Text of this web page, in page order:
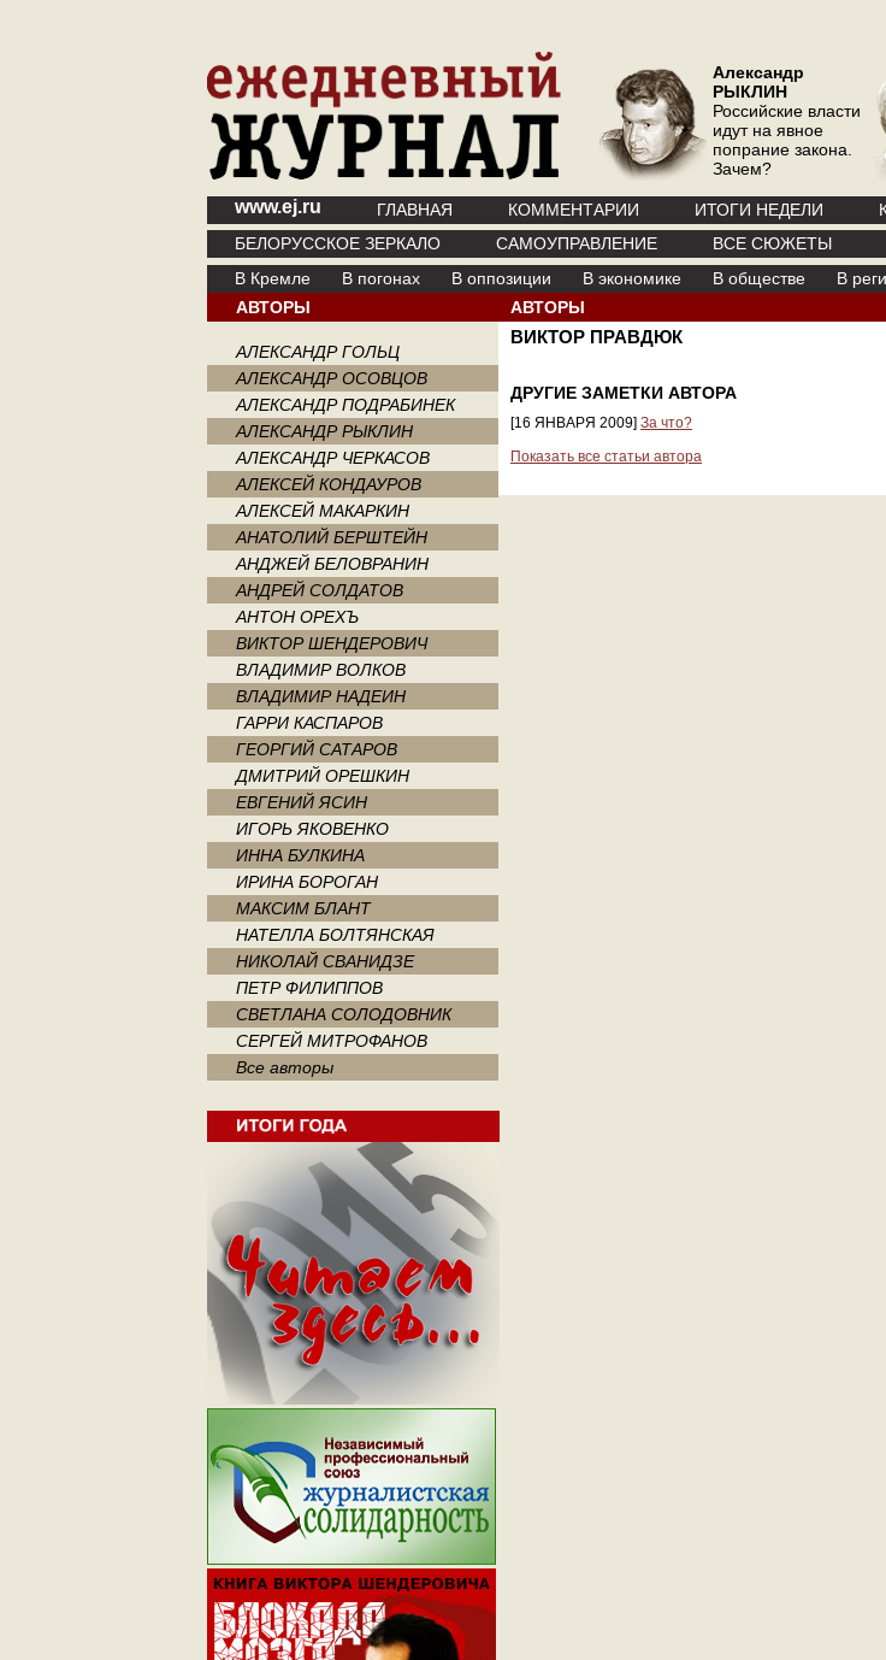
Александр
РЫКЛИН
Российские власти
идут на явное
попрание закона.
Зачем?
www.ej.ru ГЛАВНАЯ КОММЕНТАРИИ ИТОГИ НЕДЕЛИ
БЕЛОРУССКОЕ ЗЕРКАЛО
САМОУПРАВЛЕНИЕ
ВСЕ СЮЖЕТЫ
В Кремле
В погонах В оппозиции В экономике В обществе В
АВТОРЫ
АЛЕКСАНДР ГОЛЬЦ
АЛЕКСАНДР ОСОВЦОВ
АЛЕКСАНДР ПОДРАБИНЕК
АЛЕКСАНДР РЫКЛИН
АЛЕКСАНДР ЧЕРКАСОВ
АЛЕКСЕЙ КОНДАУРОВ
АЛЕКСЕЙ МАКАРКИН
АНАТОЛИЙ БЕРШТЕЙН
АНДЖЕЙ БЕЛОВРАНИН
АНДРЕЙ СОЛДАТОВ
АНТОН ОРЕХЪ
ВИКТОР ШЕНДЕРОВИЧ
ВЛАДИМИР ВОЛКОВ
ВЛАДИМИР НАДЕИН
ГАРРИ КАСПАРОВ
ГЕОРГИЙ САТАРОВ
ДМИТРИЙ ОРЕШКИН
ЕВГЕНИЙ ЯСИН
ИГОРЬ ЯКОВЕНКО
ИННА БУЛКИНА
ИРИНА БОРОГАН
МАКСИМ БЛАНТ
НАТЕЛЛА БОЛТЯНСКАЯ
НИКОЛАЙ СВАНИДЗЕ
ПЕТР ФИЛИППОВ
СВЕТЛАНА СОЛОДОВНИК
СЕРГЕЙ МИТРОФАНОВ
Все авторы
АВТОРЫ
ВИКТОР ПРАВДЮК
ДРУГИЕ ЗАМЕТКИ АВТОРА
[16 ЯНВАРЯ 2009] За что?
Показать все статьи автора